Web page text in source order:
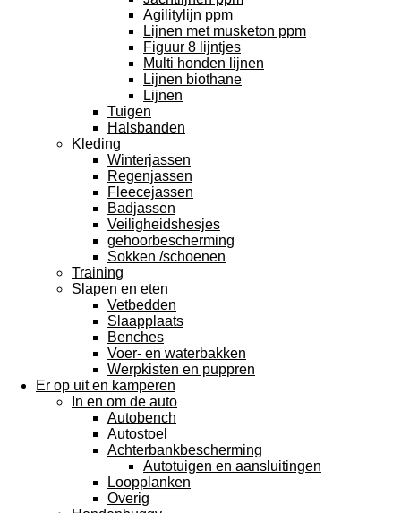
Agilitylijn ppm
Lijnen met musketon ppm
Figuur 8 lijntjes
Multi honden lijnen
Lijnen biothane
Lijnen
Tuigen
Halsbanden
Kleding
Winterjassen
Regenjassen
Fleecejassen
Badjassen
Veiligheidshesjes
gehoorbescherming
Sokken /schoenen
Training
Slapen en eten
Vetbedden
Slaapplaats
Benches
Voer- en waterbakken
Werpkisten en puppren
Er op uit en kamperen
In en om de auto
Autobench
Autostoel
Achterbankbescherming
Autotuigen en aansluitingen
Loopplanken
Overig